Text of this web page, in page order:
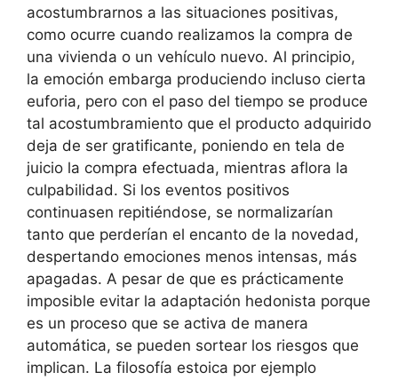
acostumbrarnos a las situaciones positivas,
como ocurre cuando realizamos la compra de
una vivienda o un vehículo nuevo. Al principio,
la emoción embarga produciendo incluso cierta
euforia, pero con el paso del tiempo se produce
tal acostumbramiento que el producto adquirido
deja de ser gratificante, poniendo en tela de
juicio la compra efectuada, mientras aflora la
culpabilidad. Si los eventos positivos
continuasen repitiéndose, se normalizarían
tanto que perderían el encanto de la novedad,
despertando emociones menos intensas, más
apagadas. A pesar de que es prácticamente
imposible evitar la adaptación hedonista porque
es un proceso que se activa de manera
automática, se pueden sortear los riesgos que
implican. La filosofía estoica por ejemplo